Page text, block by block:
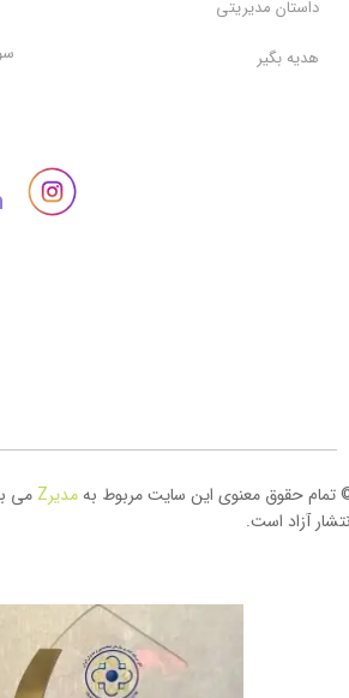
داستان مدیریتی
هدیه بگیر
تمام حقوق معنوی این سایت مربوط بهمدیرZ می
آزاد است.